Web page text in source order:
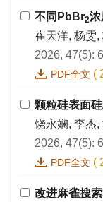
不同PbBr2
崔天洋, 杨雯,
2026, 47(5):
PDF全文 (
颗粒硅表面
饶永娴, 李杰,
2026, 47(5):
PDF全文 (
改进麻雀搜